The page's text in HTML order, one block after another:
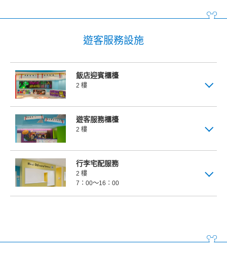
遊客服務設施
飯店迎賓櫃檯
2 樓
遊客服務櫃檯
2 樓
行李宅配服務
2 樓
7：00～16：00